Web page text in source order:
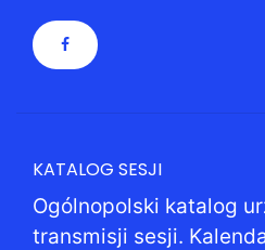
KATALOG SESJI
Ogólnopolski katalog
transmisji sesji.